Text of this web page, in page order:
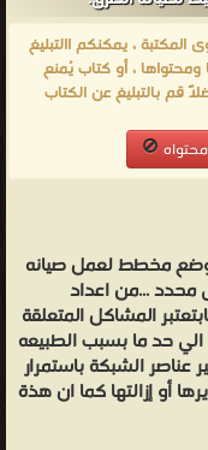
، يمكنكم االتبليغ
، أو كتاب يُمنع
قم بالتبليغ عن الكتاب
مخطط لعمل صيانه
محدد ...من اعداد
المشاكل المتعلقة
حد ما بسبب الطبيعه
عناصر الشبكة باستمرار
أو إزالتها كما ان هذة